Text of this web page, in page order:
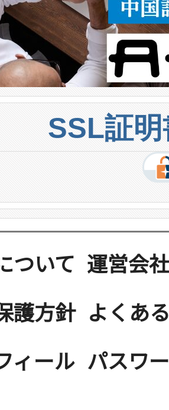
SSL証
ついて 運営会社
護方針 よくあ
ィール パスワ